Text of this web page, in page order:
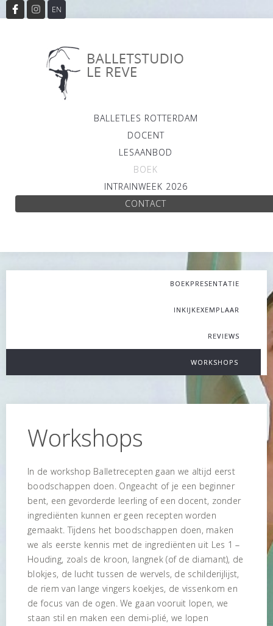
BALLETLES ROTTERDAM
DOCENT
LESAANBOD
BOEK
INTRAINWEEK 2026
CONTACT
BOEKPRESENTATIE
INKIJKEXEMPLAAR
REVIEWS
WORKSHOPS
Workshops
In de workshop Balletrecepten gaan we altijd eerst
boodschappen doen. Ongeacht of je een beginner
bent, een gevorderde leerling of een docent, zonder
ingrediënten kunnen er geen recepten worden
gemaakt. Tijdens het boodschappen doen, maken
we als eerste kennis met de ingrediënten uit Les 1 –
Houding, zoals de kroon, langnek (of de diamant), de
blokjes, de lucht tussen de wervels, de schilderijlijst,
de riem van lange vingers koekjes, de vissenkom en
de focus van de ogen. We gaan vooruit lopen, we
staan stil en maken een demi-plié, we lopen
EN